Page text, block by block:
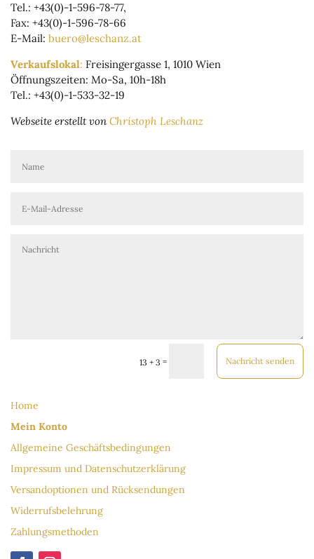
Tel.: +43(0)-1-596-78-77,
Fax: +43(0)-1-596-78-66
E-Mail: buero@leschanz.at
Verkaufslokal: Freisingergasse 1, 1010 Wien
Öffnungszeiten: Mo-Sa, 10h-18h
Tel.: +43(0)-1-533-32-19
Webseite erstellt von Christoph Leschanz
13 + 3 = Nachricht senden
Home
Mein Konto
Allgemeine Geschäftsbedingungen
Impressum und Datenschutzerklärung
Versandoptionen und Rücksendungen
Widerrufsbelehrung
Zahlungsmethoden